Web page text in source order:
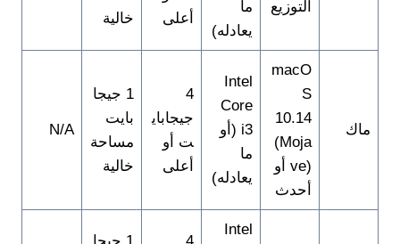
التوزيع
ما
يعادله)
أعلى
خالية
ماك
macO
S
10.14
(Moja
ve) أو
أحدث
Intel
Core
i3 (أو
ما
يعادله)
4
جيجاباي
ت أو
أعلى
1 جيجا
بايت
مساحة
خالية
N/A
Intel